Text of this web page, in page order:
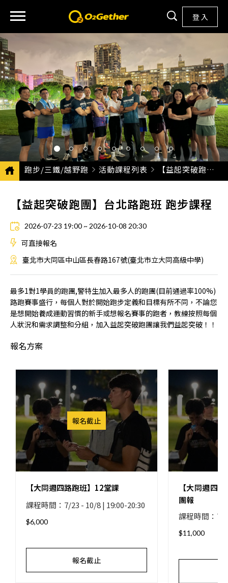
登 入
跑步/三鐵/越野跑 活動課程列表 CURRENT: 【益起突破跑團】台北路跑班 跑步課程
【益起突破跑團】台北路跑班 跑步課程
2026-07-23 19:00 ~ 2026-10-08 20:30
可直接報名
臺北市大同區中山區長春路167號(臺北市立大同高級中學)
最多1對1學員的跑團,警特生加入最多人的跑團(目前通過率100%)
路跑賽事盛行，每個人對於開始跑步定義和目標有所不同，不論您
是想開始養成運動習慣的新手或想報名賽事的跑者，教練按照每個
人狀況和需求調整和分組，加入益起突破跑團讓我們益起突破！！
報名方案
報名截止
【大同週四路跑班】12堂課
課程時間：7/23 - 10/8 | 19:00-20:30
$6,000
報名截止
【大同週四
團報
課程時間：7/
$11,000